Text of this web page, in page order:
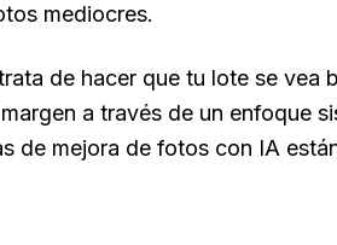
mediocres.
de hacer que tu lote se
a través de un enfoque
de mejora de fotos con IA